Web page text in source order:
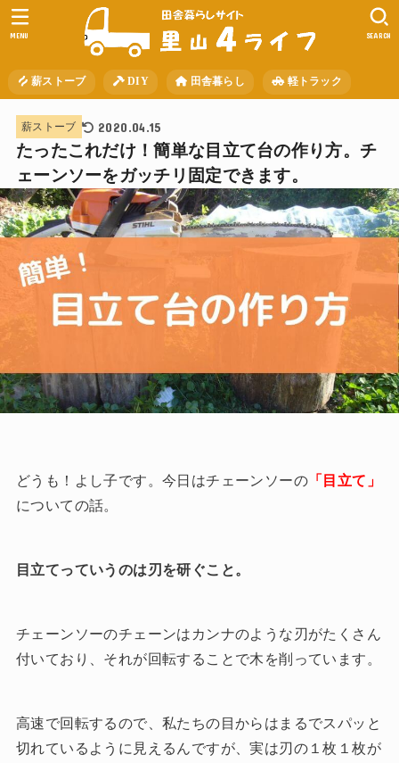
薪ストーブ DIY 田舎暮らし 軽トラック
SEARCH
MENU
薪ストーブ 2020.04.15
たったこれだけ！簡単な目立て台の作り方。チ
ェーンソーをガッチリ固定できます。
どうも！よし子です。今日はチェーンソーの「目立て」
についての話。
目立てっていうのは刃を研ぐこと。
チェーンソーのチェーンはカンナのような刃がたくさん
付いており、それが回転することで木を削っています。
高速で回転するので、私たちの目からはまるでスパッと
切れているように見えるんですが、実は刃の１枚１枚が